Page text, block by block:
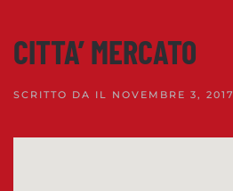
CITTA’ MERCATO
SCRITTO DA IL NOVEMBRE 3, 2017